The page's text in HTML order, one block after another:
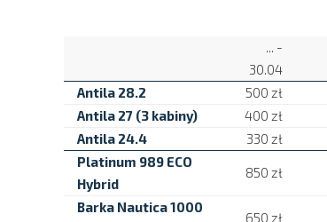
... -
30.04
Antila 28.2
500 zł
Antila 27 (3 kabiny)
400 zł
Antila 24.4
330 zł
Platinum 989 ECO
Hybrid
850 zł
Barka Nautica 1000
650 zł